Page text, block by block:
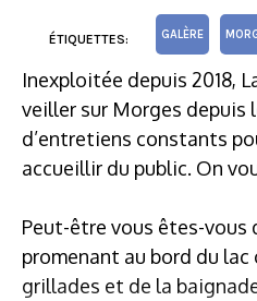
ÉTIQUETTES: GALÈRE
Inexploitée depuis 2018,
veiller sur Morges depuis
d’entretiens constants
accueillir du public. On
Peut-être vous êtes-vous
promenant au bord du
grillades et de la